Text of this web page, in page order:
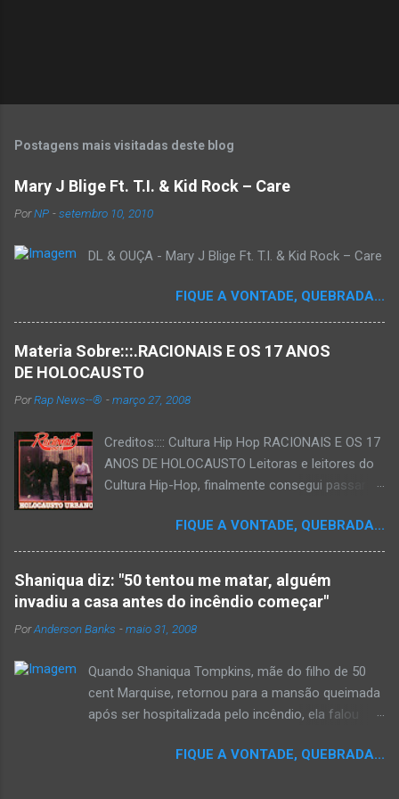
Postagens mais visitadas deste blog
Mary J Blige Ft. T.I. & Kid Rock – Care
PorNP -setembro 10, 2010
DL & OUÇA - Mary J Blige Ft. T.I. & Kid Rock – Care
FIQUE A VONTADE, QUEBRADA...
Materia Sobre:::.RACIONAIS E OS 17 ANOS
DE HOLOCAUSTO
PorRap News--® -março 27, 2008
Creditos:::: Cultura Hip Hop RACIONAIS E OS 17
ANOS DE HOLOCAUSTO Leitoras e leitores do
Cultura Hip-Hop, finalmente consegui passar
que há muito tempo vinha maturando: uma
espécie de "ensaio-tributo" ao disco mais
importante do rap brasileiro, que completará 17
anos agora em 2008. Falo de "Holocausto
Urbano", do grupo paulistano Racionais MC's.
Como de costume, uma pequena digressão. É
que o brasileiro não tem memória. Fala-se
muito por aí que não cultuamos nossos
antepassados nem nossa rica história
cabe a nós, formadores de opinião
FIQUE A VONTADE, QUEBRADA...
Shaniqua diz: "50 tentou me matar, alguém
invadiu a casa antes do incêndio começar"
PorAnderson Banks -maio 31, 2008
Quando Shaniqua Tompkins, mãe do filho de 50
cent Marquise, retornou para a mansão queimada
após ser hospitalizada pelo incêndio, ela falou
argumentações ao jornal. quando um repórter
FIQUE A VONTADE, QUEBRADA...